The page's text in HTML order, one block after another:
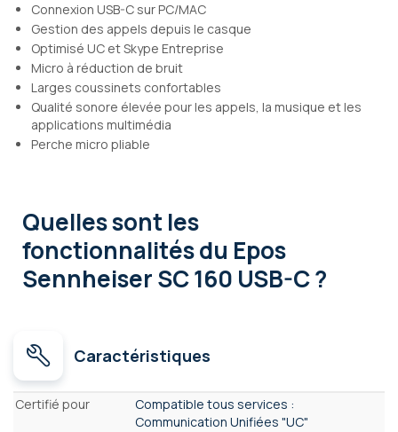
Connexion USB-C sur PC/MAC
Gestion des appels depuis le casque
Optimisé UC et Skype Entreprise
Micro à réduction de bruit
Larges coussinets confortables
Qualité sonore élevée pour les appels, la musique et les
applications multimédia
Perche micro pliable
Quelles sont les
fonctionnalitésdu Epos
Sennheiser SC 160 USB-C ?
Caractéristiques
Caractéristiques
Certifié pour
Compatible tous services :
Communication Unifiées "UC"